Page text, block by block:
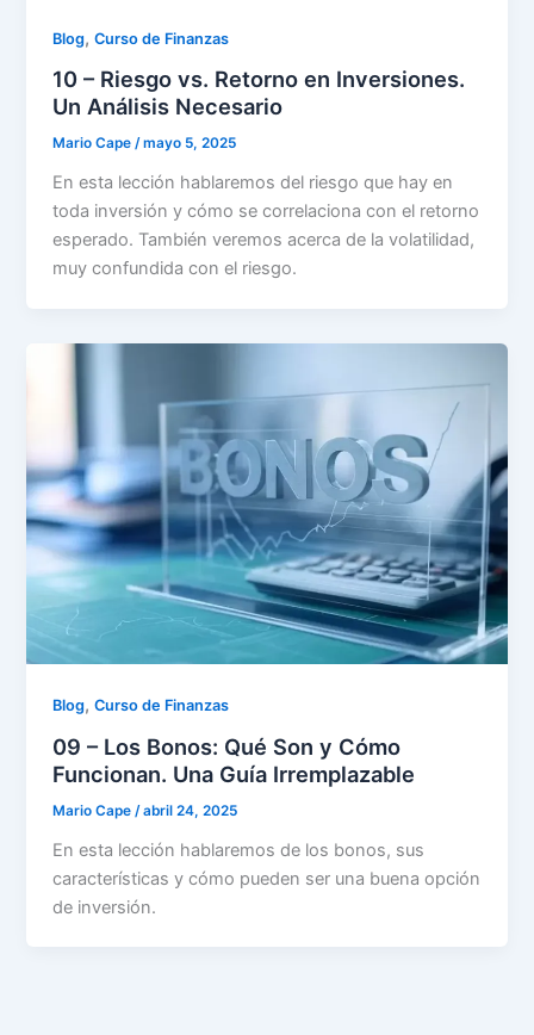
Blog,Curso de Finanzas
10 – Riesgo vs. Retorno en Inversiones.
Un Análisis Necesario
Mario Cape/mayo 5, 2025
En esta lección hablaremos del riesgo que hay en
toda inversión y cómo se correlaciona con el retorno
esperado. También veremos acerca de la volatilidad,
muy confundida con el riesgo.
Blog,Curso de Finanzas
09 – Los Bonos: Qué Son y Cómo
Funcionan. Una Guía Irremplazable
Mario Cape /abril 24, 2025
En esta lección hablaremos de los bonos, sus
características y cómo pueden ser una buena opción
de inversión.